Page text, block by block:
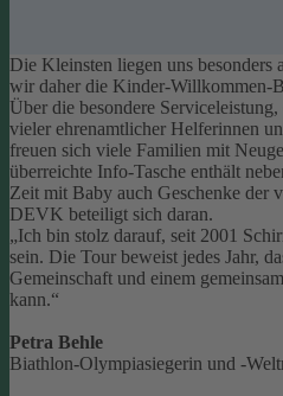
Die Kleinsten liegen uns besonders
wir daher die Kinder-Willkommen-
Über die besondere
vieler ehrenamtlicher Helferinnen
freuen sich viele Familien mit
überreichte Info-Tasche enthält
Zeit mit Baby auch Geschenke der
DEVK beteiligt sich daran.
„Ich bin stolz darauf, seit 2001
sein. Die Tour beweist jedes Jahr,
Gemeinschaft und einem
kann.“
Petra Behle
Biathlon-Olympiasiegerin und -